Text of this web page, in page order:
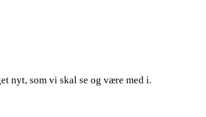
nyt, som vi skal se og være med i.